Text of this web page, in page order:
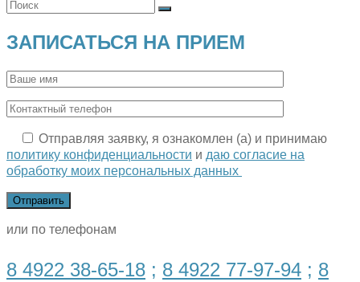
ЗАПИСАТЬСЯ НА ПРИЕМ
Отправляя заявку, я ознакомлен (а) и принимаю
политику конфиденциальности и даю согласие на
обработку моих персональных данных
или по телефонам
8 4922 38-65-18 ; 8 4922 77-97-94 ; 8